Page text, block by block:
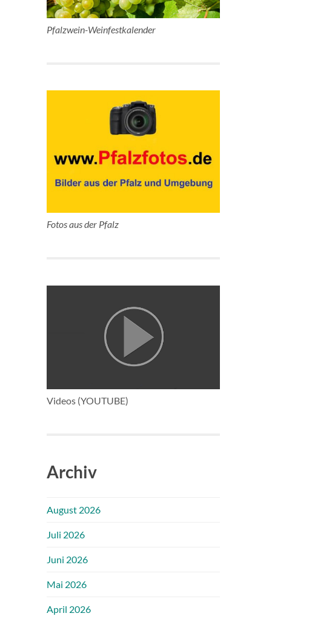
Pfalzwein-Weinfestkalender
Fotos aus der Pfalz
Videos (YOUTUBE)
Archiv
August 2026
Juli 2026
Juni 2026
Mai 2026
April 2026